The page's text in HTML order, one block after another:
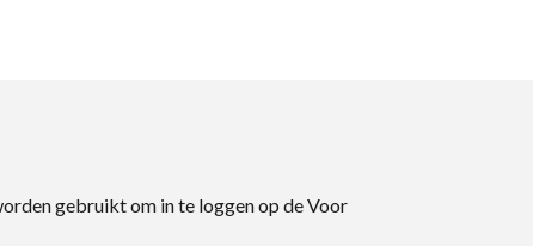
gebruikt om in te loggen op de Voor